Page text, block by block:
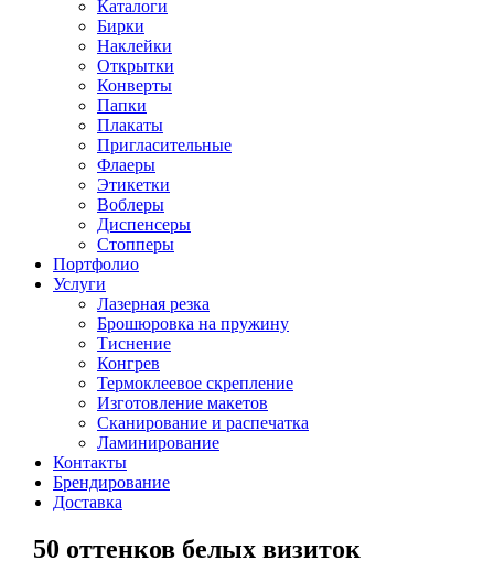
Каталоги
Бирки
Наклейки
Открытки
Конверты
Папки
Плакаты
Пригласительные
Флаеры
Этикетки
Воблеры
Диспенсеры
Стопперы
Портфолио
Услуги
Лазерная резка
Брошюровка на пружину
Тиснение
Конгрев
Термоклеевое скрепление
Изготовление макетов
Сканирование и распечатка
Ламинирование
Контакты
Брендирование
Доставка
50 оттенков белых визиток